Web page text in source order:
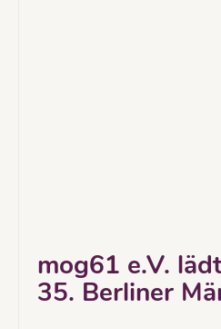
mog61 e.V.
35. Berliner